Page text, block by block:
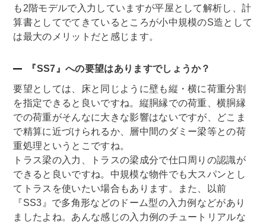
も2階モデルで入力していますが平屋として解析し、計
算書としてでてきているところが小中規模のS造として
は最大のメリットだと感じます。
『SS7』への要望はありますでしょうか？
要望としては、床と同じように壁も縦・横に荷重分割
を指定できると良いですね。縦胴縁での荷重、横胴縁
での荷重がそんなに大きな影響はないですが、どこま
で精算に近づけられるか、層中間のダミー梁等との荷
重処理というとこですね。
トラス梁の入力、トラスの梁成分で仕口周りの認識が
できると良いですね。中規模な物件でも大スパンとし
てトラスを使いたい場合もあります。また、以前
『SS3』で多角形などのドーム型の入力例などがあり
ましたよね。あんな感じの入力例のチュートリアルな